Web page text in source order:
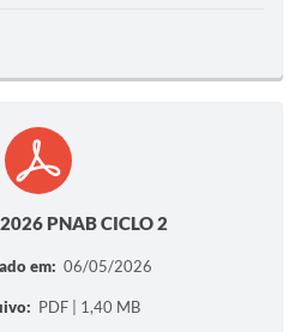
PNAB CICLO 2
em: 06/05/2026
PDF | 1,40 MB